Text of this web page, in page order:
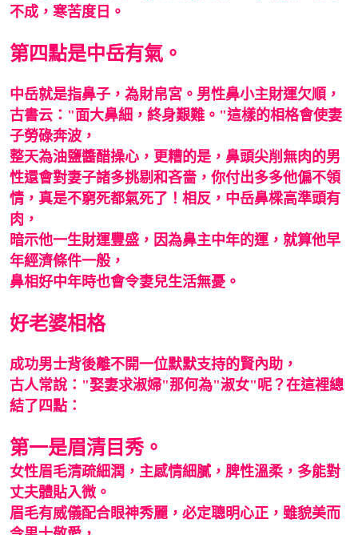
不成，寒苦度日。
第四點是中岳有氣。
中岳就是指鼻子，為財帛宮。男性鼻小主財運欠順，
古書云："面大鼻細，終身艱難。"這樣的相格會使妻
子勞碌奔波，
整天為油鹽醬醋操心，更糟的是，鼻頭尖削無肉的男
性還會對妻子諸多挑剔和吝嗇，你付出多多他偏不領
情，真是不窮死都氣死了！相反，中岳鼻樑高準頭有
肉，
暗示他一生財運豐盛，因為鼻主中年的運，就算他早
年經濟條件一般，
鼻相好中年時也會令妻兒生活無憂。
好老婆相格
成功男士背後離不開一位默默支持的賢內助，
古人常說："娶妻求淑婦"那何為"淑女"呢？在這裡總
結了四點：
第一是眉清目秀。
女性眉毛清疏細潤，主感情細膩，脾性溫柔，多能對
丈夫體貼入微。
眉毛有威儀配合眼神秀麗，必定聰明心正，雖貌美而